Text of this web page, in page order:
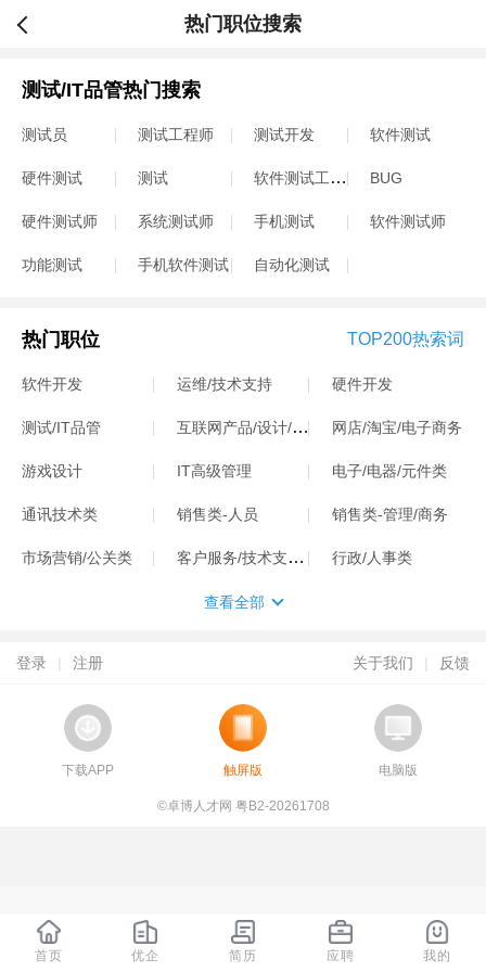
热门职位搜索
测试/IT品管热门搜索
测试员 测试工程师 测试开发 软件测试
硬件测试 测试 软件测试工程师 BUG
硬件测试师 系统测试师 手机测试 软件测试师
功能测试 手机软件测试 自动化测试
热门职位 TOP200热索词
软件开发 运维/技术支持 硬件开发
测试/IT品管 互联网产品/设计/运营 网店/淘宝/电子商务
游戏设计 IT高级管理 电子/电器/元件类
通讯技术类 销售类-人员 销售类-管理/商务
市场营销/公关类 客户服务/技术支持类 行政/人事类
查看全部
登录 | 注册 关于我们 | 反馈
下载APP 触屏版 电脑版
©卓博人才网 粤B2-20261708
首页 优企 简历 应聘 我的